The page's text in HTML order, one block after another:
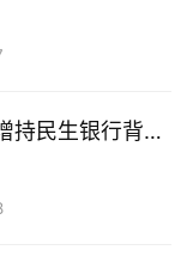
金融板块“压重
持民生银行背后